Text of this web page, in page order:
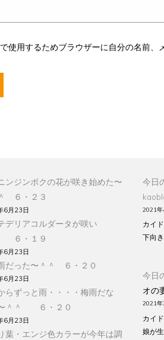
使用するためブラウザーに自分の名前、
ンジンボクの花が咲き始めた〜
６・２３
6月23日
デリアコルダータが咲い
６・１９
6月23日
だった〜＾＾ ６・２０
6月23日
らずっと雨・・・・梅雨だな
＾＾ ６・２０
6月23日
葉・エンジ色カラーが今年は調
今日
2021年
カイ
下向
今日
オの
2021年
カイ
娘が